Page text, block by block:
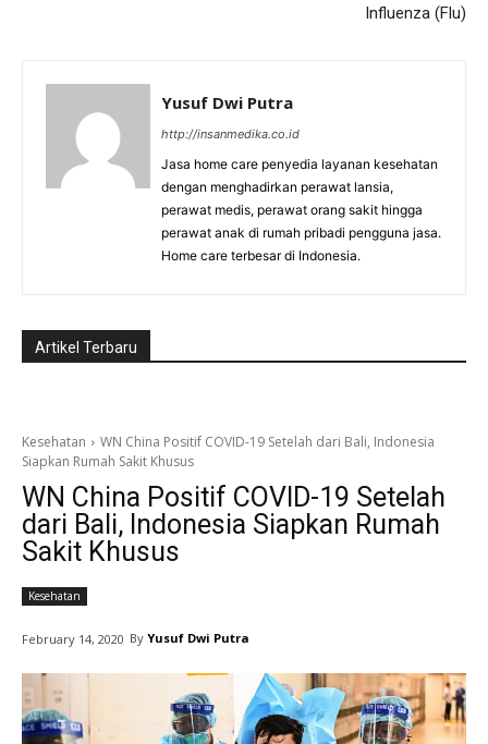
Influenza (Flu)
Yusuf Dwi Putra
http://insanmedika.co.id
Jasa home care penyedia layanan kesehatan
dengan menghadirkan perawat lansia,
perawat medis, perawat orang sakit hingga
perawat anak di rumah pribadi pengguna jasa.
Home care terbesar di Indonesia.
Artikel Terbaru